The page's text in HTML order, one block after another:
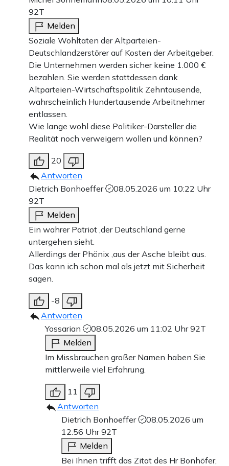
92T
Melden
Soziale Wohltaten der Altparteien-
Deutschlandzerstörer auf Kosten der Arbeitgeber.
Die Unternehmen werden sicher keine 1.000 €
bezahlen. Sie werden stattdessen dank
Altparteien-Wirtschaftspolitik Zehntausende,
wahrscheinlich Hundertausende Arbeitnehmer
entlassen.
Wie lange wohl diese Politiker-Darsteller die
Realität noch verweigern wollen und können?
20
Antworten
Dietrich Bonhoeffer
08.05.2026 um 10:22 Uhr
92T
Melden
Ein wahrer Patriot ,der Deutschland gerne
untergehen sieht.
Allerdings der Phönix ,aus der Asche bleibt aus.
Das kann ich schon mal als jetzt mit Sicherheit
sagen.
-8
Antworten
Yossarian
08.05.2026 um 11:02 Uhr92T
Melden
Im Missbrauchen großer Namen haben Sie
mittlerweile viel Erfahrung.
11
Antworten
Dietrich Bonhoeffer
08.05.2026 um
12:56 Uhr92T
Melden
Bei Ihnen trifft das Zitat des Hr Bonhöfer,